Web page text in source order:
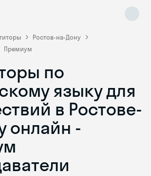
Ростов-на-Дону
Премиум
по
языку для
в Ростове-
онлайн -